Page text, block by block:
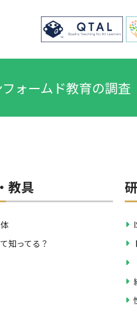
ォームド教育の調査
教具
知ってる？